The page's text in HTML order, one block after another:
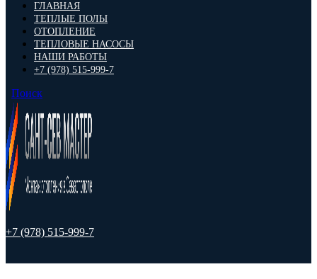
ГЛАВНАЯ
ТЕПЛЫЕ ПОЛЫ
ОТОПЛЕНИЕ
ТЕПЛОВЫЕ НАСОСЫ
НАШИ РАБОТЫ
+7 (978) 515-999-7
Поиск
+7 (978) 515-999-7